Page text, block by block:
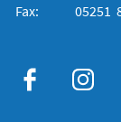
Fax:
05251